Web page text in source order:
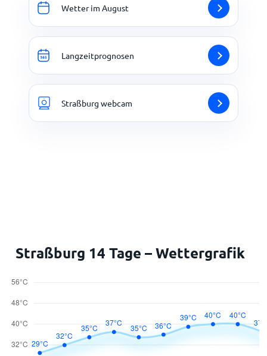
Wetter im August
Langzeitprognosen
Straßburg webcam
Straßburg 14 Tage – Wettergrafik